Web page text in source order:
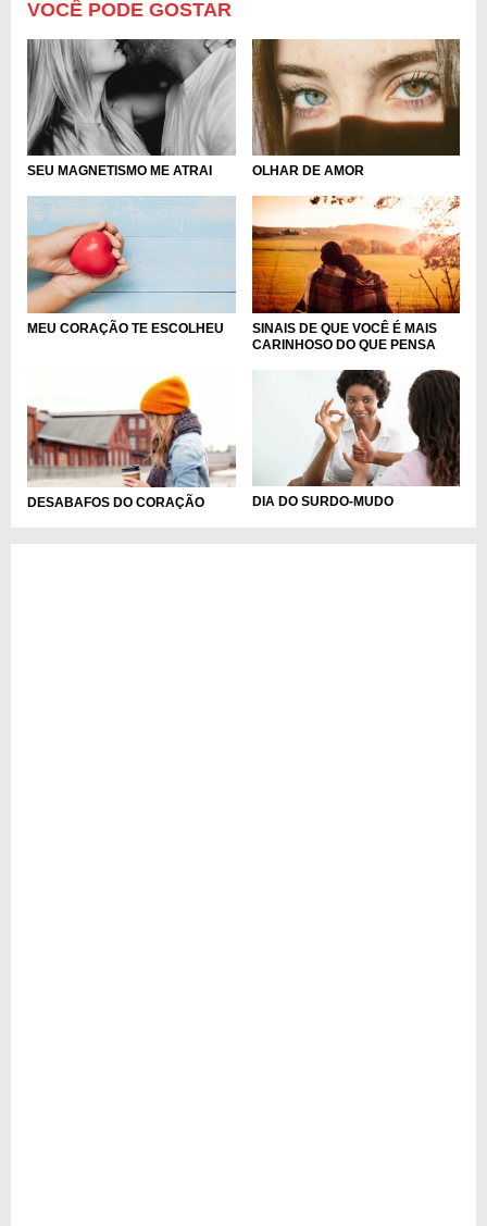
VOCÊ PODE GOSTAR
SEU MAGNETISMO ME ATRAI OLHAR DE AMOR
MEU CORAÇÃO TE ESCOLHEU
SINAIS DE QUE VOCÊ É MAIS
CARINHOSO DO QUE PENSA
DESABAFOS DO CORAÇÃO DIA DO SURDO-MUDO